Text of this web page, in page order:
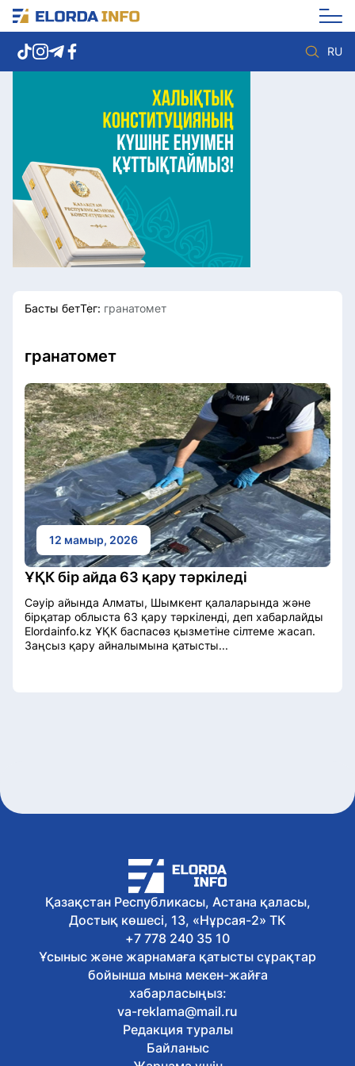
RU
Елорда жаңалықтары
Көзқарас
Саясат
Видео
Әлеумет
Экономика
Спорт
Мәдениет
Басты бетТег: гранатомет
гранатомет
12 мамыр, 2026
ҰҚК бір айда 63 қару тәркіледі
Сәуір айында Алматы, Шымкент қалаларында және
бірқатар облыста 63 қару тәркіленді, деп хабарлайды
Elordainfo.kz ҰҚК баспасөз қызметіне сілтеме жасап.
Заңсыз қару айналымына қатысты...
Қазақстан Республикасы, Астана қаласы,
Достық көшесі, 13, «Нұрсая-2» ТК
+7 778 240 35 10
Ұсыныс және жарнамаға қатысты сұрақтар
бойынша мына мекен-жайға
хабарласыңыз:
va-reklama@mail.ru
Редакция туралы
Байланыс